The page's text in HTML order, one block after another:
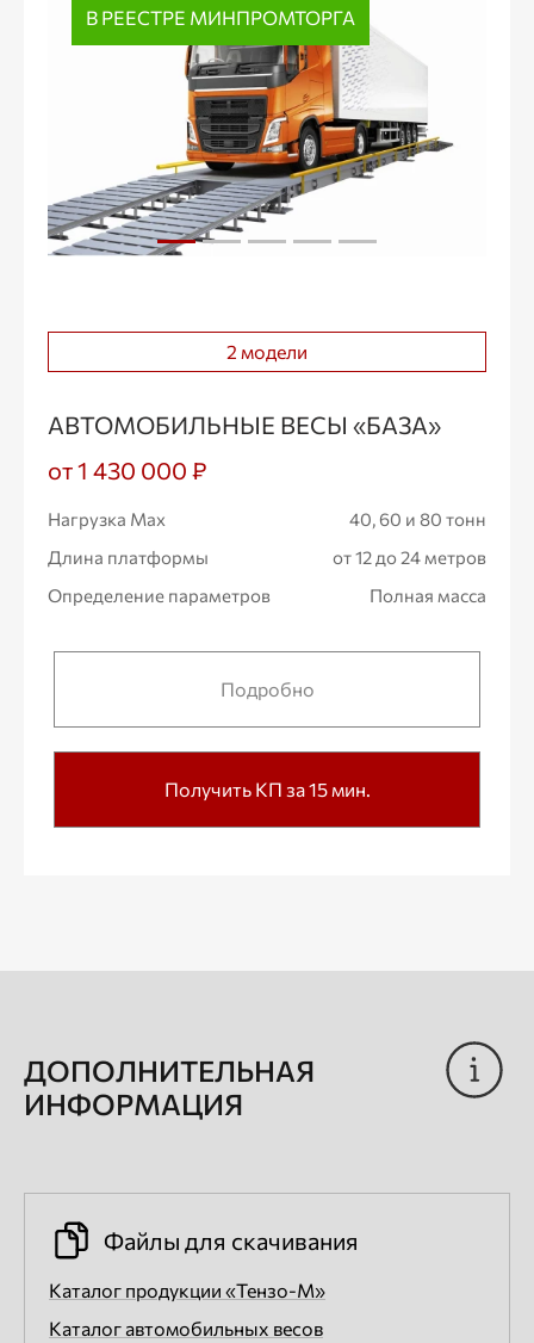
В РЕЕСТРЕ МИНПРОМТОРГА
2 модели
АВТОМОБИЛЬНЫЕ ВЕСЫ «БАЗА»
от 1 430 000 ₽
Нагрузка Max
40, 60 и 80 тонн
Длина платформы
от 12 до 24 метров
Определение параметров
Полная масса
Подробно
Получить КП за 15 мин.
ДОПОЛНИТЕЛЬНАЯ
ИНФОРМАЦИЯ
Файлы для скачивания
Каталог продукции «Тензо-М»
Каталог автомобильных весов